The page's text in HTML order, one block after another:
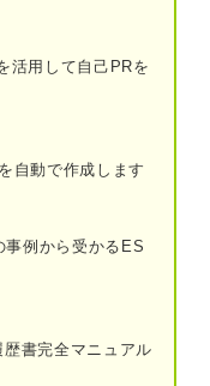
く際の4つのポイ
活用して自己PRを
自動で作成します
事例から受かるES
書完全マニュアル